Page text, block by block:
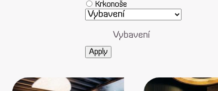
Krkonoše
Ostrava
Vybavení